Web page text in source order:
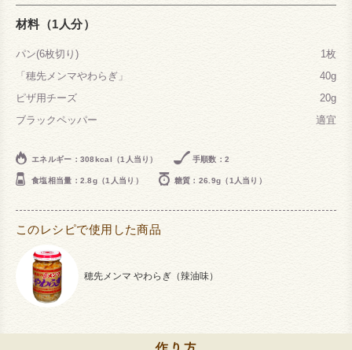
材料（1人分）
パン(6枚切り)
1枚
「穂先メンマやわらぎ」
40g
ピザ用チーズ
20g
ブラックペッパー
適宜
エネルギー：308kcal（1人当り） 手順数：2
食塩相当量：2.8g（1人当り） 糖質：26.9g（1人当り）
このレシピで使用した商品
穂先メンマ やわらぎ（辣油味）